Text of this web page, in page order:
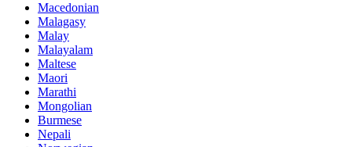
Macedonian
Malagasy
Malay
Malayalam
Maltese
Maori
Marathi
Mongolian
Burmese
Nepali